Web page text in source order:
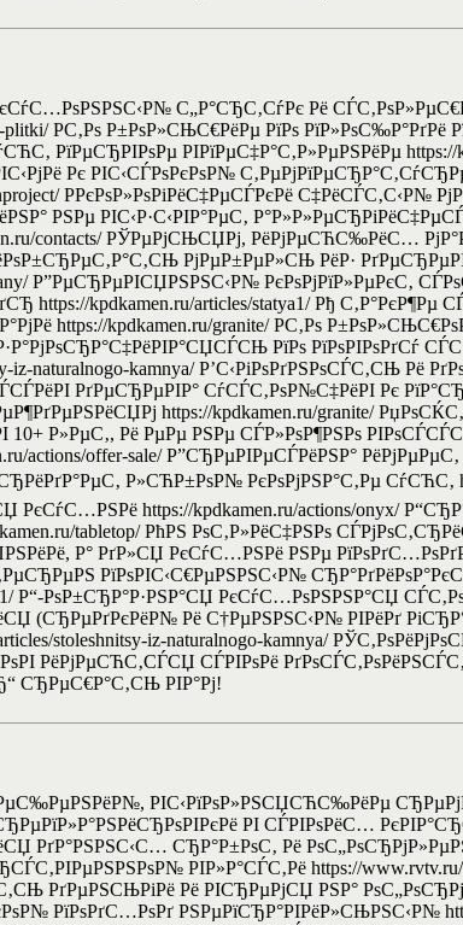
С„Р°СЂС‚СѓРє Рё
plitki/ Р­С‚Рѕ Р±РѕР»СЊС€РёРµ РїРѕ
РїРµСЂРІРѕРµ РІРїРµС‡Р°С‚Р»РµРЅРёРµ
Рє РІС‹СЃРѕРєРѕР№
Р­РєРѕР»РѕРіРёС‡РµСЃРєРё С‡РёСЃС‚С‹Р№
РЅРµ РІС‹Р·С‹РІР°РµС‚
contacts/ РЎРµРјСЊСЏРј, РёРјРµСЋС‰РёС…
РјРµР±РµР»СЊ РёР·
Р”РµСЂРµРІСЏРЅРЅС‹Р№ РєРѕРјРїР»РµРєС‚
https://kpdkamen.ru/articles/statya1/ Рђ
https://kpdkamen.ru/granite/ Р­С‚Рѕ
РїРѕ РїРѕРІРѕРґСѓ
iz-naturalnogo-kamnya/ Р’С‹РіРѕРґРЅРѕСЃС‚СЊ Рё
РґРµСЂРµРІР° СѓСЃС‚РѕР№С‡РёРІ Рє
https://kpdkamen.ru/granite/
Р»РµС‚, Рё РµРµ РЅРµ СЃР»РѕР¶РЅРѕ
actions/offer-sale/ Р”СЂРµРІРµСЃРёРЅР°
Р»СЋР±РѕР№ РєРѕРјРЅР°С‚Рµ СѓСЋС‚
РєСѓС…РЅРё https://kpdkamen.ru/actions/onyx/
tabletop/ РћРЅ РѕС‚Р»РёС‡РЅРѕ
Р° РґР»СЏ РєСѓС…РЅРё РЅРµ
РїРѕРІС‹С€РµРЅРЅС‹Р№
Р“-РѕР±СЂР°Р·РЅР°СЏ РєСѓС…РѕРЅРЅР°СЏ
(СЂРµРґРєРёР№ Рё С†РµРЅРЅС‹Р№ РІРёРґ
stoleshnitsy-iz-naturalnogo-kamnya/
РёРјРµСЋС‚СЃСЏ СЃРІРѕРё
СЂРµС€Р°С‚СЊ РІР°Рј!
РІС‹РїРѕР»РЅСЏСЋС‰РёРµ
РІ СЃРІРѕРёС…
РґР°РЅРЅС‹С… СЂР°Р±РѕС‚ Рё
РІР»Р°СЃС‚Рё https://
РґРµРЅСЊРіРё Рё РІСЂРµРјСЏ РЅР°
РїРѕРґС…РѕРґ РЅРµРїСЂР°РІРёР»СЊРЅС‹Р№